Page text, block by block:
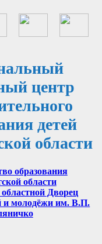
центр
детей
области
образования
области
Дворец
и молодёжи им. В.П.